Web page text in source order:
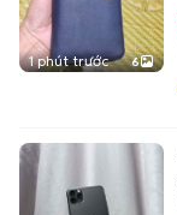
1 phút trước 6